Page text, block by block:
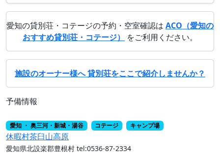
愛知の貸別荘・コテージの予約・空室確認は ACO（愛知の
おすすめ貸別荘・コテージ）
をご利用ください。
施設のオーナー様へ 貸別荘をここで紹介しませんか？
予備情報
愛知 ・ 奥三河・新城・湯谷 コテージ キャンプ場
休暇村茶臼山高原
愛知県北設楽郡豊根村 tel:0536-87-2334